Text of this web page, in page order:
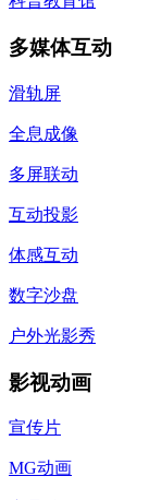
多媒体互动
滑轨屏
全息成像
多屏联动
互动投影
体感互动
数字沙盘
户外光影秀
影视动画
宣传片
MG动画